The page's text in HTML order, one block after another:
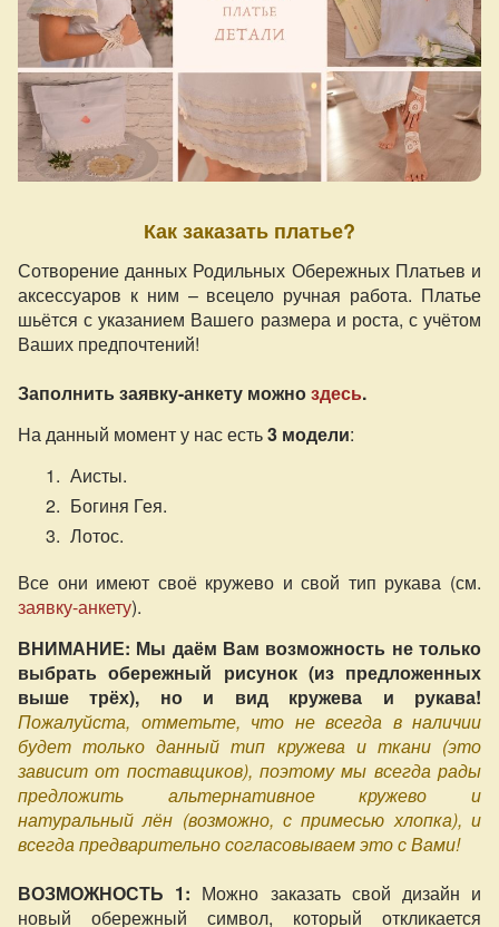
Как заказать платье?
Сотворение данных Родильных Обережных Платьев и
аксессуаров к ним – всецело ручная работа. Платье
шьётся с указанием Вашего размера и роста, с учётом
Ваших предпочтений!
Заполнить заявку-анкету можноздесь.
На данный момент у нас есть3 модели:
Аисты.
Богиня Гея.
Лотос.
Все они имеют своё кружево и свой тип рукава (см.
заявку-анкету).
ВНИМАНИЕ: Мы даём Вам возможность не только
выбрать обережный рисунок (из предложенных
выше трёх), но и вид кружева и рукава!
Пожалуйста, отметьте, что не всегда в наличии
будет только данный тип кружева и ткани (это
зависит от поставщиков), поэтому мы всегда рады
предложить альтернативное кружево и
натуральный лён (возможно, с примесью хлопка), и
всегда предварительно согласовываем это с Вами!
ВОЗМОЖНОСТЬ 1: Можно заказать свой дизайн и
новый обережный символ, который откликается